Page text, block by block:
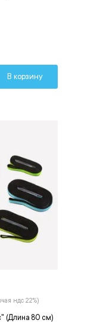
В корзину
(Длина 80 см)
ндс 22%)